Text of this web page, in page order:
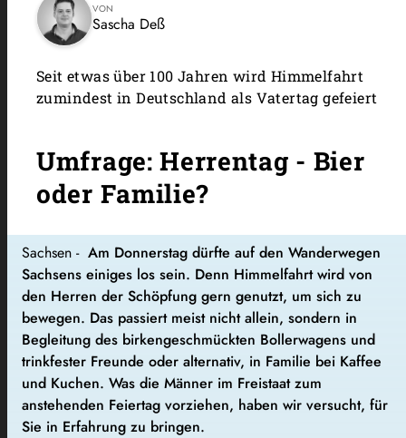
VON
Sascha Deß
Seit etwas über 100 Jahren wird Himmelfahrt
zumindest in Deutschland als Vatertag gefeiert
Umfrage: Herrentag - Bier
oder Familie?
Sachsen - Am Donnerstag dürfte auf den Wanderwegen
Sachsens einiges los sein. Denn Himmelfahrt wird von
den Herren der Schöpfung gern genutzt, um sich zu
bewegen. Das passiert meist nicht allein, sondern in
Begleitung des birkengeschmückten Bollerwagens und
trinkfester Freunde oder alternativ, in Familie bei Kaffee
und Kuchen. Was die Männer im Freistaat zum
anstehenden Feiertag vorziehen, haben wir versucht, für
Sie in Erfahrung zu bringen.